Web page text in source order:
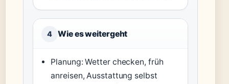
4 Wie es weitergeht
Planung: Wetter checken, früh
anreisen, Ausstattung selbst